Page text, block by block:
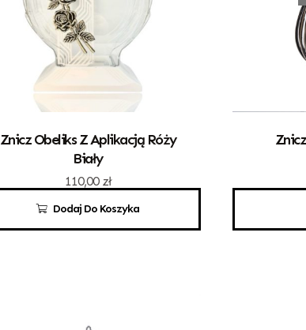
Dodaj Do Koszyka
Znicz Obeliks Z Aplikacją Róży
Biały
110,00 zł